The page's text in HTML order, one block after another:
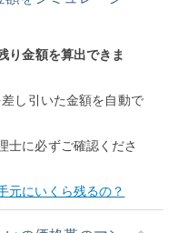
り金額を算出できま
し引いた金額を自動で
士に必ずご確認くださ
元にいくら残るの？